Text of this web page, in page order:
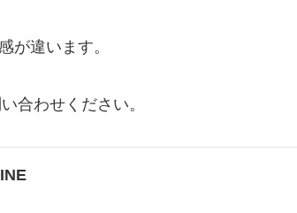
が違います。
合わせください。